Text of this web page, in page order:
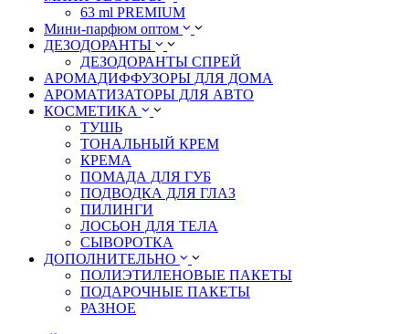
63 ml PREMIUM
Мини-парфюм оптом
ДЕЗОДОРАНТЫ
ДЕЗОДОРАНТЫ СПРЕЙ
АРОМАДИФФУЗОРЫ ДЛЯ ДОМА
АРОМАТИЗАТОРЫ ДЛЯ АВТО
КОСМЕТИКА
ТУШЬ
ТОНАЛЬНЫЙ КРЕМ
КРЕМА
ПОМАДА ДЛЯ ГУБ
ПОДВОДКА ДЛЯ ГЛАЗ
ПИЛИНГИ
ЛОСЬОН ДЛЯ ТЕЛА
СЫВОРОТКА
ДОПОЛНИТЕЛЬНО
ПОЛИЭТИЛЕНОВЫЕ ПАКЕТЫ
ПОДАРОЧНЫЕ ПАКЕТЫ
РАЗНОЕ